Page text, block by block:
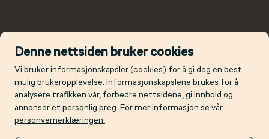
Denne nettsiden bruker cookies
Vi bruker informasjonskapsler (cookies) for å gi deg en best
mulig brukeropplevelse. Informasjonskapslene brukes for å
analysere trafikken vår, forbedre nettsidene, gi innhold og
annonser et personlig preg. For mer informasjon se vår
personvernerklæringen .